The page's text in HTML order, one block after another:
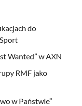
do
Wanted” w AXN
RMF jako
w Państwie”